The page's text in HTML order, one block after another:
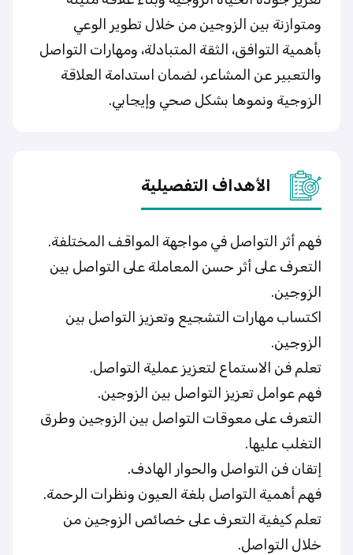
ومتوازنة بين الزوجين من خلال تطوير الوعي
بأهمية التوافق، الثقة المتبادلة، ومهارات التواصل
والتعبير عن المشاعر، لضمان استدامة العلاقة
الزوجية ونموها بشكل صحي وإيجابي.
الأهداف التفصيلية
فهم أثر التواصل في مواجهة المواقف المختلفة.
التعرف على أثر حسن المعاملة على التواصل بين
الزوجين.
اكتساب مهارات التشجيع وتعزيز التواصل بين
الزوجين.
تعلم فن الاستماع لتعزيز عملية التواصل.
فهم عوامل تعزيز التواصل بين الزوجين.
التعرف على معوقات التواصل بين الزوجين وطرق
التغلب عليها.
إتقان فن التواصل والحوار الهادف.
فهم أهمية التواصل بلغة العيون ونظرات الرحمة.
تعلم كيفية التعرف على خصائص الزوجين من
خلال التواصل.